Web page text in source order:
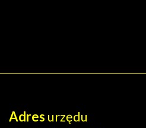
Adres urzędu